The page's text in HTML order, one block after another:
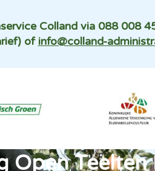
Colland via 088 008
of info@colland-
Open